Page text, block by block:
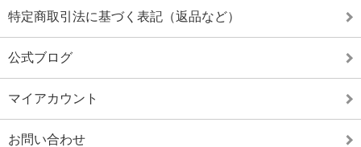
特定商取引法に基づく表記（返品など）
公式ブログ
マイアカウント
お問い合わせ